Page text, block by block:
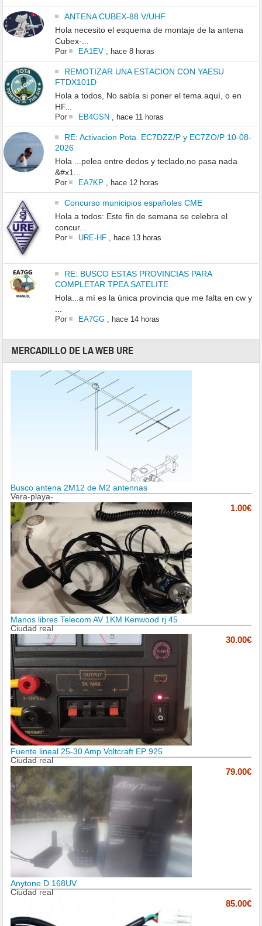
ANTENA CUBEX-88 V/UHF
Hola necesito el esquema de montaje de la antena
Cubex-...
Por EA1EV, hace 8 horas
REMOTIZAR UNA ESTACION CON YAESU
FTDX101D
Hola a todos, No sabía si poner el tema aquí, o en
HF...
Por EB4GSN, hace 11 horas
RE: Activacion Pota. EC7DZZ/P y EC7ZO/P 10-08-
2026
Hola ...pelea entre dedos y teclado,no pasa nada
&#x1...
Por EA7KP hace 12 horas
Concurso municipios españoles CME
Hola a todos: Este fin de semana se celebra el
concur...
Por URE-HF, hace 13 horas
RE: BUSCO ESTAS PROVINCIAS PARA
COMPLETAR TPEA SATELITE
Hola...a mí es la única provincia que me falta en cw y
Por EA7GG, hace 14 horas
MERCADILLO DE LA WEB URE
Busco antena 2M12 de M2 antennas
Vera-playa-
1.00€
Manos libres Telecom AV 1KM Kenwood rj 45
Ciudad real
30.00€
Fuente lineal 25-30 Amp Voltcraft EP 925
Ciudad real
79.00€
Anytone D 168UV
Ciudad real
85.00€